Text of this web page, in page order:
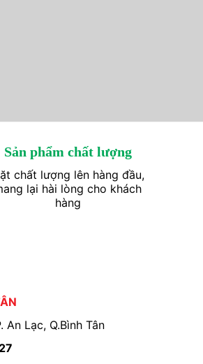
Sản phẩm chất lượng
chất lượng lên hàng đầu,
lại hài lòng cho khách
hàng
An Lạc, Q.Bình Tân